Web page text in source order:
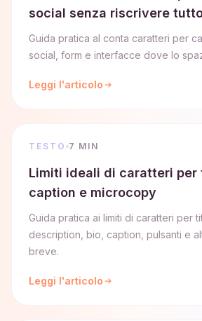
social senza riscrivere
Guida pratica al conta caratteri per
social, form e interfacce dove lo
Leggi l'articolo
TESTO 7 MIN
Limiti ideali di caratteri per
caption e microcopy
Guida pratica ai limiti di caratteri per
description, bio, caption, pulsanti e
breve.
Leggi l'articolo